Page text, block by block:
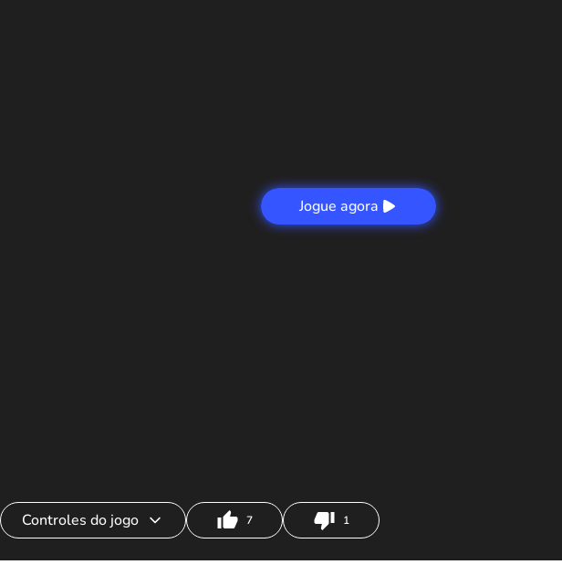
Jogue agora
Controles do jogo 7 1